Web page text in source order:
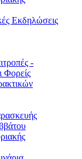
Εκδηλώσεις
-
Φορείς